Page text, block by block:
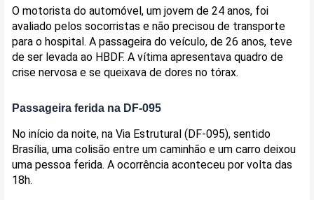
O motorista do automóvel, um jovem de 24 anos, foi
avaliado pelos socorristas e não precisou de transporte
para o hospital. A passageira do veículo, de 26 anos, teve
de ser levada ao HBDF. A vítima apresentava quadro de
crise nervosa e se queixava de dores no tórax.
Passageira ferida na DF-095
No início da noite, na Via Estrutural (DF-095), sentido
Brasília, uma colisão entre um caminhão e um carro deixou
uma pessoa ferida. A ocorrência aconteceu por volta das
18h.